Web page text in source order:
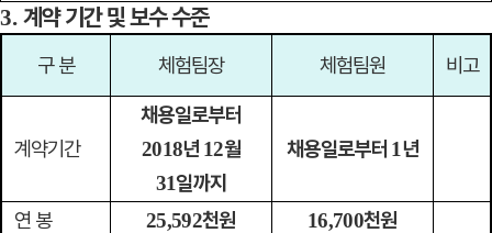
3. 계약 기간 및 보수 수준
구 분 체험팀장 체험팀원 비고
계약기간
채용일로부터
2018년 12월
31일까지
채용일로부터 1년
연 봉 25,592천원 16,700천원